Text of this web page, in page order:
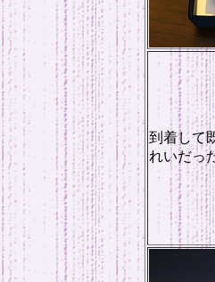
到着して
れいだっ